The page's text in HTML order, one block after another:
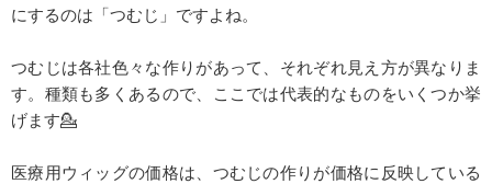
にするのは「つむじ」ですよね。
つむじは各社色々な作りがあって、それぞれ見え方が異なりま
す。種類も多くあるので、ここでは代表的なものをいくつか挙
げます💁
医療用ウィッグの価格は、つむじの作りが価格に反映している